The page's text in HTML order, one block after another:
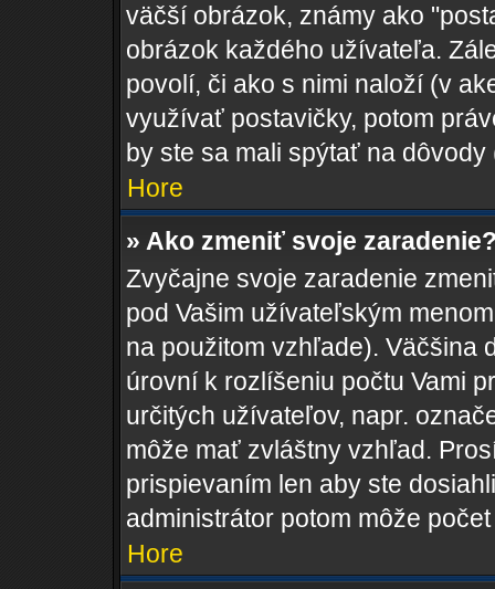
väčší obrázok, známy ako
obrázok každého užívateľa.
povolí, či ako s nimi naloží (v
využívať postavičky, potom
by ste sa mali spýtať na
Hore
» Ako zmeniť svoje
Zvyčajne svoje zaradenie
pod Vašim užívateľským
na použitom vzhľade). Väčšina
úrovní k rozlíšeniu počtu Vami
určitých užívateľov, napr.
môže mať zvláštny vzhľad.
prispievaním len aby ste
administrátor potom môže
Hore